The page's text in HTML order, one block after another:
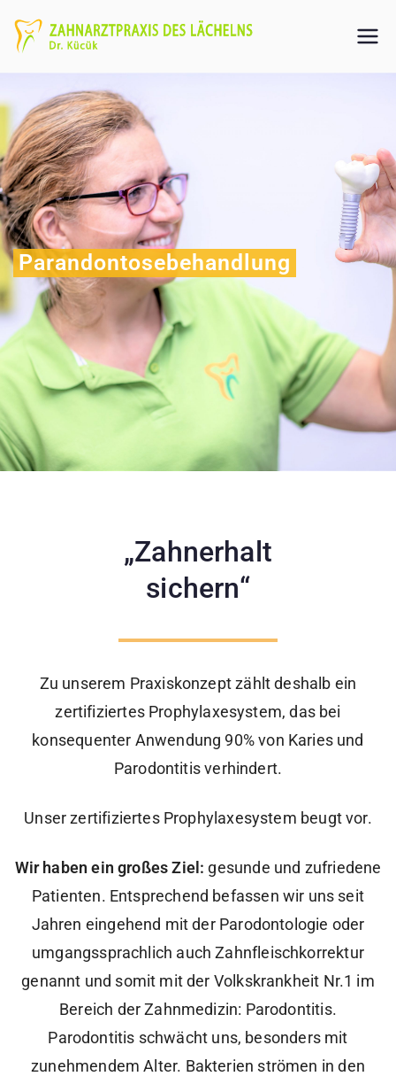
Parandontosebehandlung
„Zahnerhalt
sichern“
Zu unserem Praxiskonzept zählt deshalb ein
zertifiziertes Prophylaxesystem, das bei
konsequenter Anwendung 90% von Karies und
Parodontitis verhindert.
Unser zertifiziertes Prophylaxesystem beugt vor.
Wir haben ein großes Ziel: gesunde und zufriedene
Patienten. Entsprechend befassen wir uns seit
Jahren eingehend mit der Parodontologie oder
umgangssprachlich auch Zahnfleischkorrektur
genannt und somit mit der Volkskrankheit Nr.1 im
Bereich der Zahnmedizin: Parodontitis.
Parodontitis schwächt uns, besonders mit
zunehmendem Alter. Bakterien strömen in den